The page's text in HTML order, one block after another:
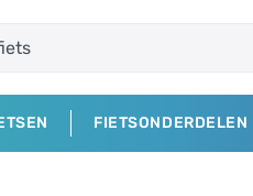
FIETSONDERDELEN